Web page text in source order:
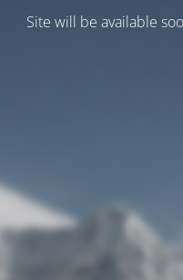
Site will be available